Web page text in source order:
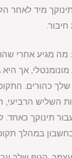
מיד לאחר
חיבור.
מונומנטלי, אך
כהורים.
השליש הרביעי,
תינוקך כאחד.
במהלך